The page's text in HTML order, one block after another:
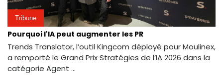
Tribune
Pourquoi l'IA peut augmenter les PR
Trends Translator, l’outil Kingcom déployé pour Moulinex,
a remporté le Grand Prix Stratégies de l’IA 2026 dans la
catégorie Agent ...